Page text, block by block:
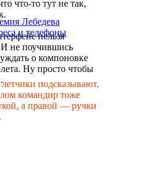
что-то тут не так,
нельзя
И не поучившись
о компоновке
Ну просто чтобы
подсказывают,
командир тоже
а правой — ручки
Лебедева
и телефоны